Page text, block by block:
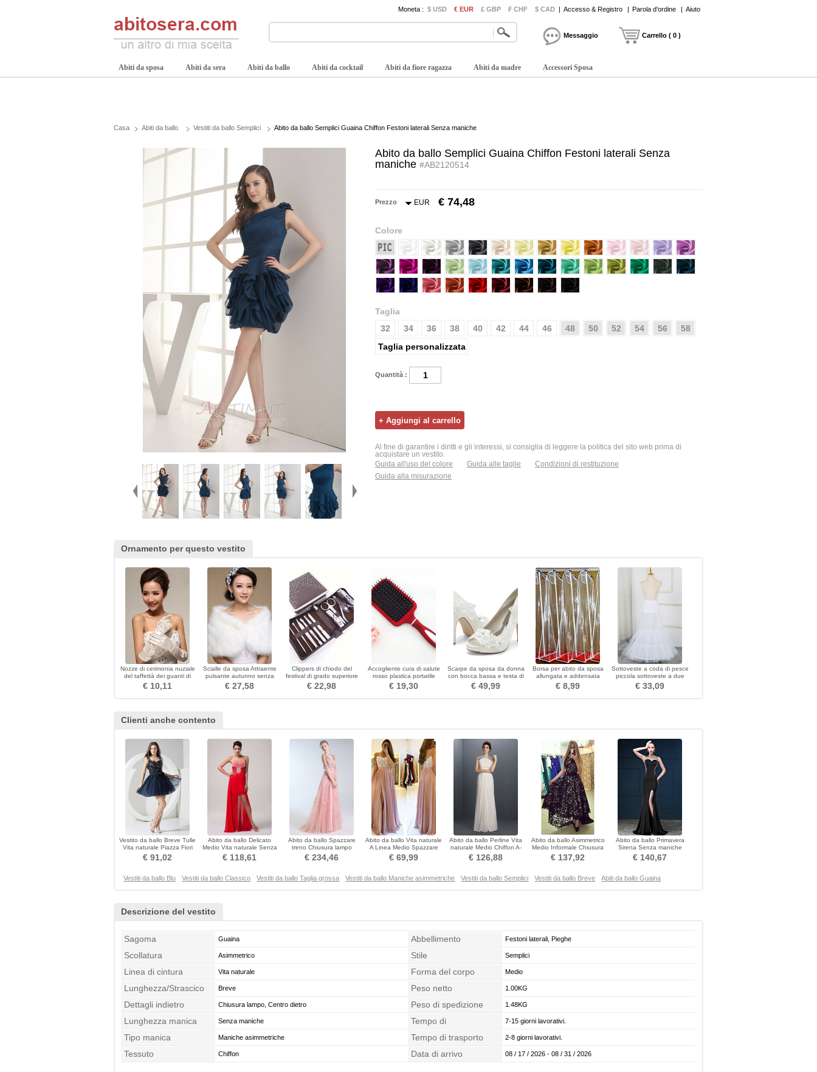
Moneta : $ USD € EUR £ GBP ₣ CHF $ CAD | Accesso & Registro | Parola d'ordine | Aiuto
Messaggio Carrello ( 0 )
Abiti da sposa Abiti da sera Abiti da ballo Abiti da cocktail Abiti da fiore ragazza Abiti da madre Accessori Sposa
Casa Abiti da ballo Vestiti da ballo Semplici Abito da ballo Semplici Guaina Chiffon Festoni laterali Senza maniche
Abito da ballo Semplici Guaina Chiffon Festoni laterali Senza
maniche #AB2120514
Prezzo EUR € 74,48
Colore
Taglia
32
34 36 38 40 42 44 46 48 50 52 54 56
58
Taglia personalizzata
Quantità :
Al fine di garantire i diritti e gli interessi, si consiglia di leggere la politica del sito web prima di
acquistare un vestito.
Guida all'uso del colore
Guida alle taglie
Condizioni di restituzione
Guida alla misurazione
Ornamento per questo vestito
Nozze di cerimonia nuziale
del taffettà dei guanti di
cerimonia nuziale con gli
orecchini eleganti
€ 10,11
Scialle da sposa Attraente
pulsante autunno senza
maniche
€ 27,58
Clippers di chiodo del
festival di grado superiore
elaborazione 10 parti in
acciaio inossidabile
€ 22,98
Accogliente cura di salute
rosso plastica portatile
massaggio piccolo specchio
& pettine
€ 19,30
Scarpe da sposa da donna
con bocca bassa e testa di
pesce tacchi alti con strass
scarpe singole da damigella
€ 49,99
Borsa per abito da sposa
allungata e addensata
trasparente per abito da
sposa con custodia
€ 8,99
Sottoveste a coda di pesce
piccola sottoveste a due
cerchi in vita in lycra
sottoveste per abito da
€ 33,09
Clienti anche contento
Vestito da ballo Breve Tulle
Vita naturale Piazza Fiori
Centro dietro
€ 91,02
Abito da ballo Delicato
Medio Vita naturale Senza
maniche Tesoro
€ 118,61
Abito da ballo Spazzare
treno Chiusura lampo
Elegante Pera Palla
€ 234,46
Abito da ballo Vita naturale
A Linea Medio Spazzare
treno Sovrapposizione di
pizzo
€ 69,99
Abito da ballo Perline Vita
naturale Medio Chiffon A-
line Formale
€ 126,88
Abito da ballo Asimmetrico
Medio Informale Chiusura
lampo colletto Peter pan
€ 137,92
Abito da ballo Primavera
Sirena Senza maniche
Spazzare treno Perline
€ 140,67
Vestiti da ballo Blu Vestiti da ballo Classico Vestiti da ballo Taglia grossa Vestiti da ballo Maniche asimmetriche Vestiti da ballo Semplici Vestiti da ballo Breve Abiti da ballo Guaina
Descrizione del vestito
Sagoma Guaina Abbellimento Festoni laterali, Pieghe
Scollatura Asimmetrico Stile Semplici
Linea di cintura Vita naturale Forma del corpo Medio
Lunghezza/Strascico Breve Peso netto 1.00KG
Dettagli indietro Chiusura lampo, Centro dietro Peso di spedizione 1.48KG
Lunghezza manica Senza maniche
Tempo di
confezionamento
7-15 giorni lavorativi.
Tipo manica Maniche asimmetriche Tempo di trasporto 2-8 giorni lavorativi.
Tessuto Chiffon Data di arrivo 08 / 17 / 2026 - 08 / 31 / 2026